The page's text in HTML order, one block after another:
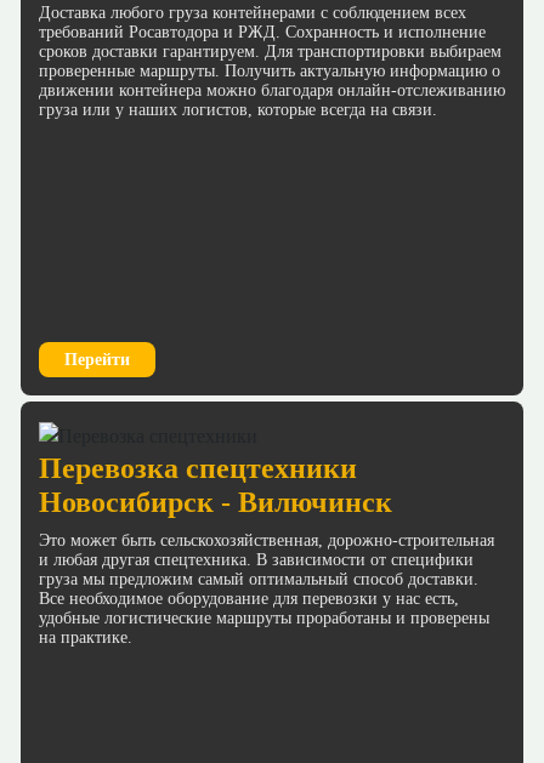
Доставка любого груза контейнерами с соблюдением всех
требований Росавтодора и РЖД. Сохранность и исполнение
сроков доставки гарантируем. Для транспортировки выбираем
проверенные маршруты. Получить актуальную информацию о
движении контейнера можно благодаря онлайн-отслеживанию
груза или у наших логистов, которые всегда на связи.
Перейти
Перевозка спецтехники
Новосибирск - Вилючинск
Это может быть сельскохозяйственная, дорожно-строительная
и любая другая спецтехника. В зависимости от специфики
груза мы предложим самый оптимальный способ доставки.
Все необходимое оборудование для перевозки у нас есть,
удобные логистические маршруты проработаны и проверены
на практике.